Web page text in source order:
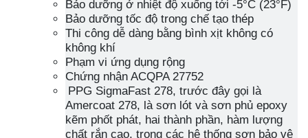
Bảo dưỡng ở nhiệt độ xuống tới -5°C (23°F)
Bảo dưỡng tốc độ trong chế tạo thép
Thi công dễ dàng bằng bình xịt không có
không khí
Phạm vi ứng dụng rộng
Chứng nhận ACQPA 27752
PPG SigmaFast 278, trước đây gọi là
Amercoat 278, là sơn lót và sơn phủ epoxy
kẽm phốt phát, hai thành phần, hàm lượng
chất rắn cao, trong các hệ thống sơn bảo vệ